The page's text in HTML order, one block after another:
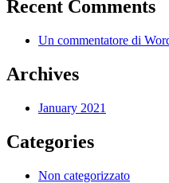
Recent Comments
Un commentatore di
Archives
January 2021
Categories
Non categorizzato